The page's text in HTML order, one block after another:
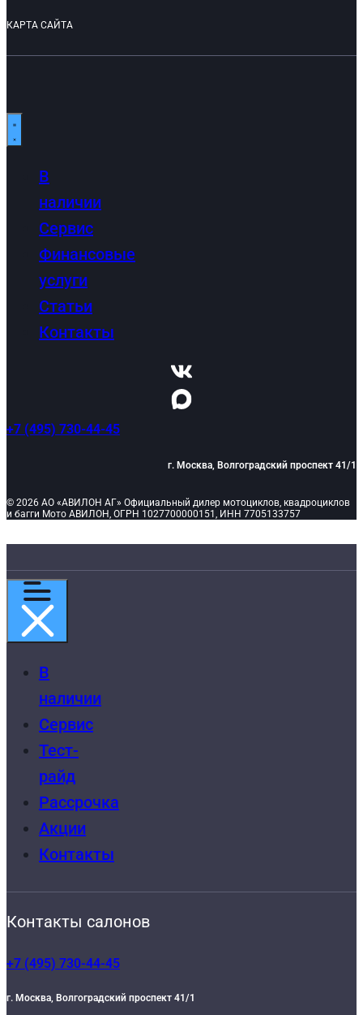
КАРТА САЙТА
В
наличии
Сервис
Финансовые
услуги
Статьи
Контакты
+7 (495) 730-44-45
г. Москва, Волгоградский проспект 41/1
© 2026 АО «АВИЛОН АГ» Официальный дилер мотоциклов, квадроциклов
и багги Мото АВИЛОН, ОГРН 1027700000151, ИНН 7705133757
В
наличии
Сервис
Тест-
райд
Рассрочка
Акции
Контакты
Контакты салонов
+7 (495) 730-44-45
г. Москва, Волгоградский проспект 41/1